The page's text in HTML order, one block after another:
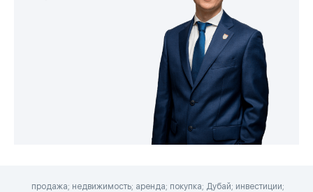
продажа; недвижимость; аренда; покупка; Дубай; инвестиции;